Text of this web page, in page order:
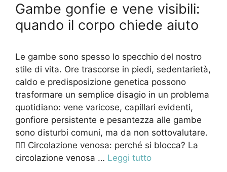
Gambe gonfie e vene visibili:
quando il corpo chiede aiuto
Le gambe sono spesso lo specchio del nostro
stile di vita. Ore trascorse in piedi, sedentarietà,
caldo e predisposizione genetica possono
trasformare un semplice disagio in un problema
quotidiano: vene varicose, capillari evidenti,
gonfiore persistente e pesantezza alle gambe
sono disturbi comuni, ma da non sottovalutare.
🚶‍♀️ Circolazione venosa: perché si blocca? La
circolazione venosa … Leggi tutto